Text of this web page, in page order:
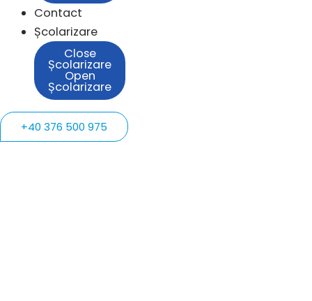
Contact
Școlarizare
Close
Școlarizare
Open
Școlarizare
+40 376 500 975